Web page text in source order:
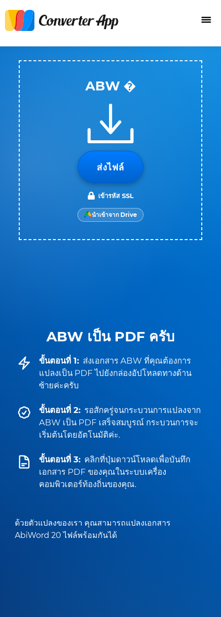
ABW เป็น PDF ครับ
ขั้นตอนที่ 1: ส่งเอกสาร ABW ที่คุณต้องการ
แปลงเป็น PDF ไปยังกล่องอัปโหลดทางด้าน
ซ้ายค่ะครับ
ขั้นตอนที่ 2: รอสักครู่จนกระบวนการแปลงจาก
ABW เป็น PDF เสร็จสมบูรณ์ กระบวนการจะ
เริ่มต้นโดยอัตโนมัติค่ะ.
ขั้นตอนที่ 3: คลิกที่ปุ่มดาวน์โหลดเพื่อบันทึก
เอกสาร PDF ของคุณในระบบเครื่อง
คอมพิวเตอร์ท้องถิ่นของคุณ.
ด้วยตัวแปลงของเรา คุณสามารถแปลงเอกสาร
AbiWord 20 ไฟล์พร้อมกันได้
ABW �
ส่งไฟล์
เข้ารหัส SSL
นำเข้าจาก Drive